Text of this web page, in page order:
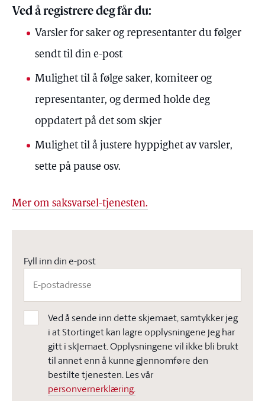
Ved å registrere deg får du:
Varsler for saker og representanter du følger
sendt til din e-post
Mulighet til å følge saker, komiteer og
representanter, og dermed holde deg
oppdatert på det som skjer
Mulighet til å justere hyppighet av varsler,
sette på pause osv.
Mer om saksvarsel-tjenesten.
Fyll inn din e-post
Ved å sende inn dette skjemaet, samtykker jeg
i at Stortinget kan lagre opplysningene jeg har
gitt i skjemaet. Opplysningene vil ikke bli brukt
til annet enn å kunne gjennomføre den
bestilte tjenesten. Les vår
personvernerklæring.